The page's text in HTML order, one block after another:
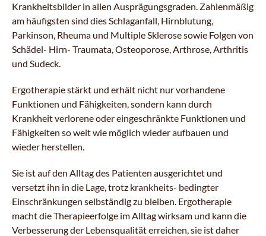
Krankheitsbilder in allen Ausprägungsgraden. Zahlenmäßig
am häufigsten sind dies Schlaganfall, Hirnblutung,
Parkinson, Rheuma und Multiple Sklerose sowie Folgen von
Schädel- Hirn- Traumata, Osteoporose, Arthrose, Arthritis
und Sudeck.
Ergotherapie stärkt und erhält nicht nur vorhandene
Funktionen und Fähigkeiten, sondern kann durch
Krankheit verlorene oder eingeschränkte Funktionen und
Fähigkeiten so weit wie möglich wieder aufbauen und
wieder herstellen.
Sie ist auf den Alltag des Patienten ausgerichtet und
versetzt ihn in die Lage, trotz krankheits- bedingter
Einschränkungen selbständig zu bleiben. Ergotherapie
macht die Therapieerfolge im Alltag wirksam und kann die
Verbesserung der Lebensqualität erreichen, sie ist daher